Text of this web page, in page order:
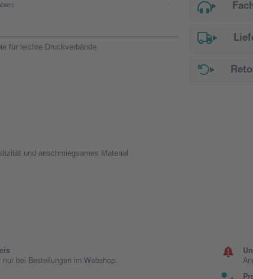
für leichte Druckverbände.
und anschmiegsames Material
bei Bestellungen im Webshop.